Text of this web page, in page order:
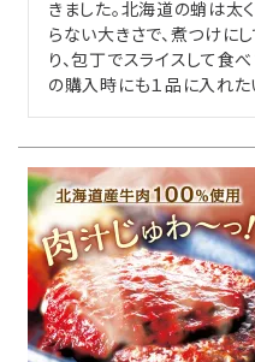
きました。北海道の蛸は太
らない大きさで、煮つけに
り、包丁でスライスして食